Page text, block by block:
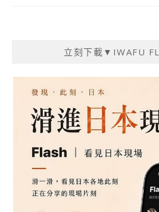
立刻下載▼IWAFU